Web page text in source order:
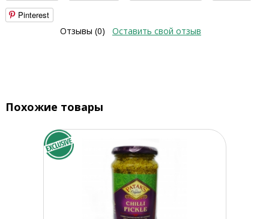
Pinterest
Отзывы (0)
Оставить свой отзыв
Похожие товары